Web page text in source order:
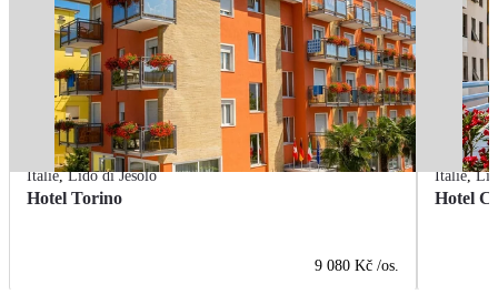
Itálie,Lido di Jesolo
Hotel Torino
9 080 Kč /os.
Itálie,
Hotel